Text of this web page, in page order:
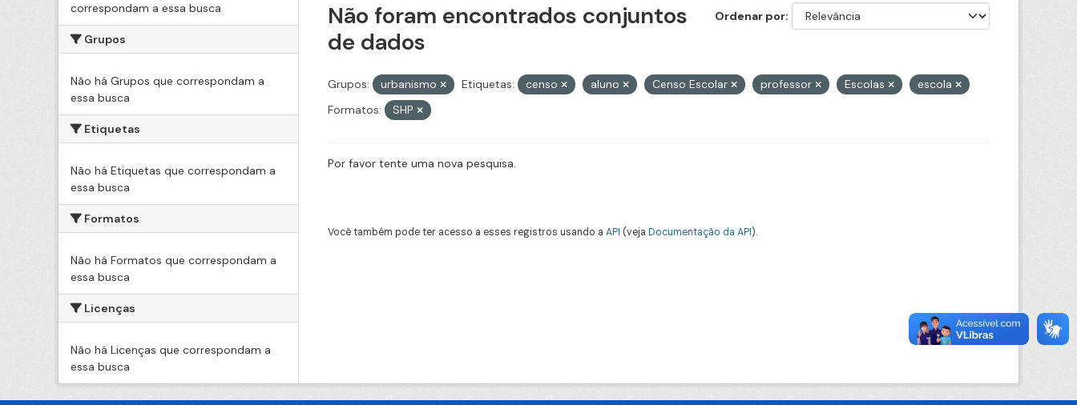
correspondam a essa busca
Grupos
Não há Grupos que correspondam a
essa busca
Etiquetas
Não há Etiquetas que correspondam a
essa busca
Formatos
Não há Formatos que correspondam a
essa busca
Licenças
Não há Licenças que correspondam a
essa busca
Ordenar por
Não foram encontrados conjuntos
de dados
Grupos: urbanismo Etiquetas: censo aluno Censo Escolar professor Escolas
escola
Formatos:
SHP
Por favor tente uma nova pesquisa.
Você também pode ter acesso a esses registros usando a API (veja Documentação da API).